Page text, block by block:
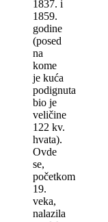
1837. i
1859.
godine
(posed
na
kome
je kuća
podignuta
bio je
veličine
122 kv.
hvata).
Ovde
se,
početkom
19.
veka,
nalazila